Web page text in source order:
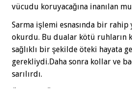
vücudu koruyacağına inanılan
Sarma işlemi esnasında bir
okurdu. Bu dualar kötü ruhların
sağlıklı bir şekilde öteki hayata
gerekliydi.Daha sonra kollar ve
sarılırdı.